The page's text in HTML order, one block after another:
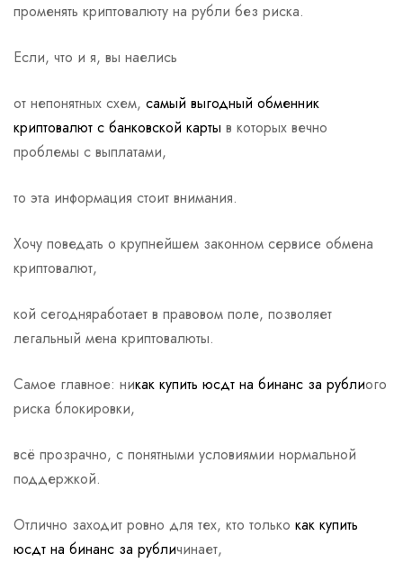
променять криптовалюту на рубли без риска.
Если, что и я, вы наелись
от непонятных схем, самый выгодный обменник
криптовалют с банковской карты в которых вечно
проблемы с выплатами,
то эта информация стоит внимания.
Хочу поведать о крупнейшем законном сервисе обмена
криптовалют,
кой сегодняработает в правовом поле, позволяет
легальный мена криптовалюты.
Самое главное: никак купить юсдт на бинанс за рублиого
риска блокировки,
всё прозрачно, с понятными условиямии нормальной
поддержкой.
Отлично заходит ровно для тех, кто только как купить
юсдт на бинанс за рубличинает,